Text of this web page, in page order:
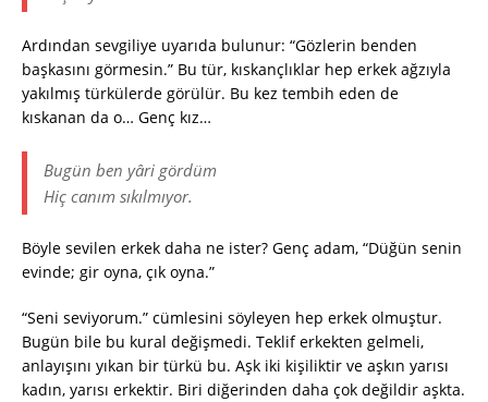
Ardından sevgiliye uyarıda bulunur: “Gözlerin benden
başkasını görmesin.” Bu tür, kıskançlıklar hep erkek ağzıyla
yakılmış türkülerde görülür. Bu kez tembih eden de
kıskanan da o… Genç kız…
Bugün ben yâri gördüm
Hiç canım sıkılmıyor.
Böyle sevilen erkek daha ne ister? Genç adam, “Düğün senin
evinde; gir oyna, çık oyna.”
“Seni seviyorum.” cümlesini söyleyen hep erkek olmuştur.
Bugün bile bu kural değişmedi. Teklif erkekten gelmeli,
anlayışını yıkan bir türkü bu. Aşk iki kişiliktir ve aşkın yarısı
kadın, yarısı erkektir. Biri diğerinden daha çok değildir aşkta.